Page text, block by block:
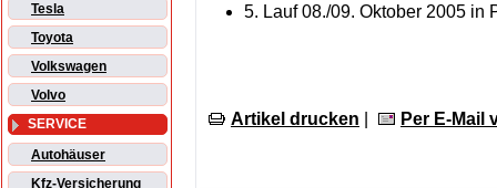
Tesla
Toyota
Volkswagen
Volvo
SERVICE
Autohäuser
Kfz-Versicherung
5. Lauf 08./09. Oktober 2005 in
Artikel drucken Per E-Mail